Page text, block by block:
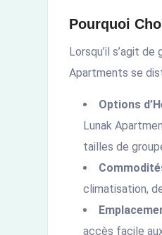
Pourquoi
Lorsqu’il s’agit
Apartments se
Options
Lunak
tailles de
climatisation,
accès facile